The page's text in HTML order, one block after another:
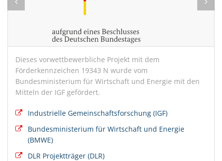
Dieses vorwettbewerbliche Projekt mit dem
Förderkennzeichen 19343 N wurde vom
Bundesministerium für Wirtschaft und Energie mit den
Mitteln der IGF gefördert.
Industrielle Gemeinschaftsforschung (IGF)
Bundesministerium für Wirtschaft und Energie
(BMWE)
DLR Projektträger (DLR)